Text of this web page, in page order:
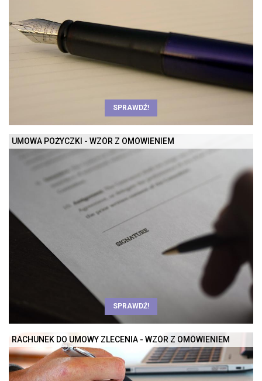
SPRAWDŹ!
UMOWA POŻYCZKI - WZÓR Z OMÓWIENIEM
SPRAWDŹ!
RACHUNEK DO UMOWY ZLECENIA - WZÓR Z OMÓWIENIEM